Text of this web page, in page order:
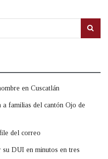
en Cuscatlán
a familias del cantón Ojo de
del correo
DUI en minutos en tres